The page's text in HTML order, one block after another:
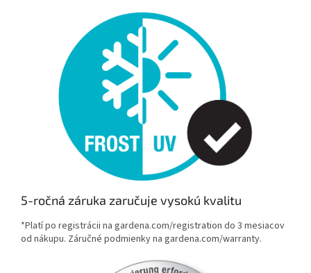
5-ročná záruka zaručuje vysokú kvalitu
*Platí po registrácii na gardena.com/registration do 3 mesiacov
od nákupu. Záručné podmienky na gardena.com/warranty.